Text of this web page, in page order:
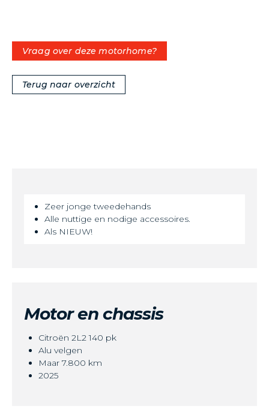
Vraag over deze motorhome?
Terug naar overzicht
Zeer jonge tweedehands
Alle nuttige en nodige accessoires.
Als NIEUW!
Motor en chassis
Citroën 2L2 140 pk
Alu velgen
Maar 7.800 km
2025